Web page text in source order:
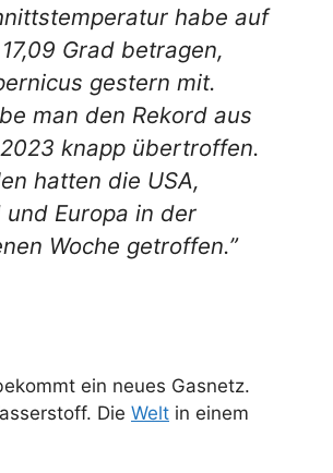
habe auf
Grad betragen,
gestern mit.
man den Rekord aus
knapp übertroffen.
hatten die USA,
und Europa in der
Woche getroffen.”
ein neues Gasnetz.
Die Welt in einem